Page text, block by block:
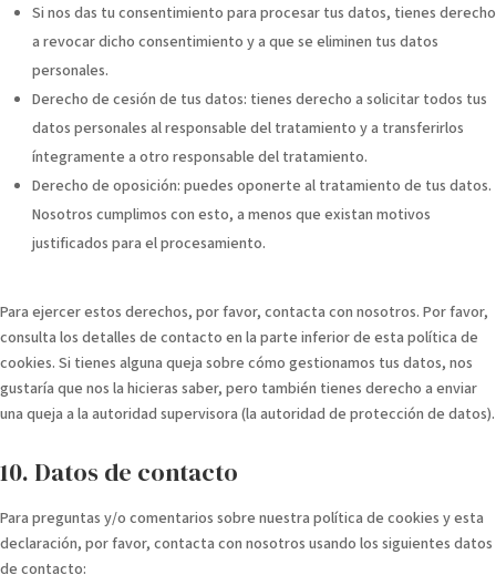
Si nos das tu consentimiento para procesar tus datos, tienes derecho
a revocar dicho consentimiento y a que se eliminen tus datos
personales.
Derecho de cesión de tus datos: tienes derecho a solicitar todos tus
datos personales al responsable del tratamiento y a transferirlos
íntegramente a otro responsable del tratamiento.
Derecho de oposición: puedes oponerte al tratamiento de tus datos.
Nosotros cumplimos con esto, a menos que existan motivos
justificados para el procesamiento.
Para ejercer estos derechos, por favor, contacta con nosotros. Por favor,
consulta los detalles de contacto en la parte inferior de esta política de
cookies. Si tienes alguna queja sobre cómo gestionamos tus datos, nos
gustaría que nos la hicieras saber, pero también tienes derecho a enviar
una queja a la autoridad supervisora (la autoridad de protección de datos).
10. Datos de contacto
Para preguntas y/o comentarios sobre nuestra política de cookies y esta
declaración, por favor, contacta con nosotros usando los siguientes datos
de contacto: